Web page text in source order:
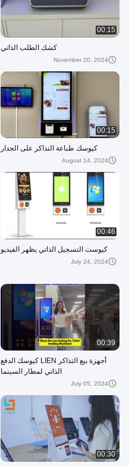
00:15
كشك الطلب الذاتي
November 20, 2024
00:15
كيوسك طباعة التذاكر على الجدار
August 14, 2024
00:46
كيوست التسجيل الذاتي يظهر الفيديو
July 24, 2024
00:39
أجهزة بيع التذاكر LIEN كيوسك الدفع
الذاتي لمطار السينما
July 05, 2024
00:30